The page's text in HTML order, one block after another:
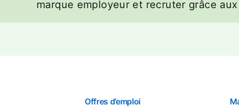
marque employeur et recruter grâce
Offres d’emploi